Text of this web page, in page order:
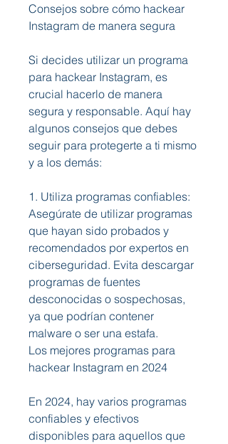
Consejos sobre cómo hackear
Instagram de manera segura
Si decides utilizar un programa
para hackear Instagram, es
crucial hacerlo de manera
segura y responsable. Aquí hay
algunos consejos que debes
seguir para protegerte a ti mismo
y a los demás:
1. Utiliza programas confiables:
Asegúrate de utilizar programas
que hayan sido probados y
recomendados por expertos en
ciberseguridad. Evita descargar
programas de fuentes
desconocidas o sospechosas,
ya que podrían contener
malware o ser una estafa.
Los mejores programas para
hackear Instagram en 2024
En 2024, hay varios programas
confiables y efectivos
disponibles para aquellos que